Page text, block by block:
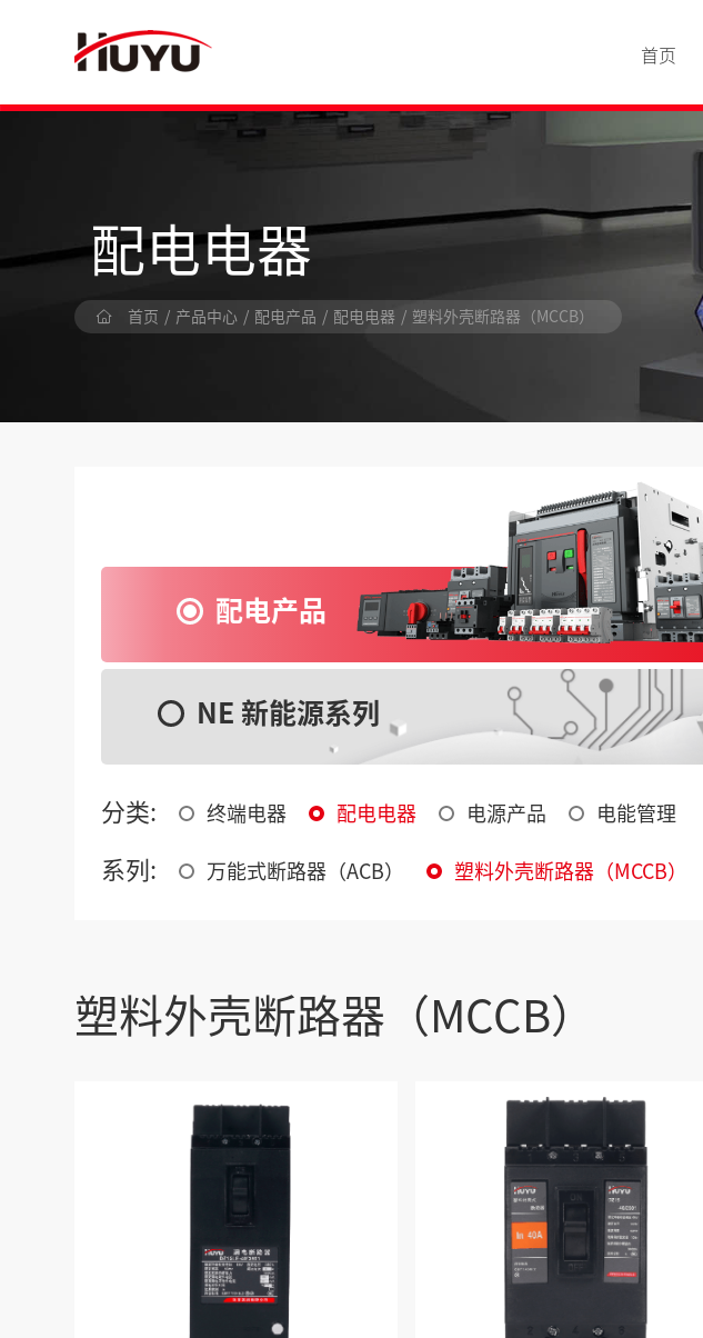
首页
配电电器
首页 / 产品中心 / 配电产品 / 配电电器 / 塑料外壳断路器（MCCB）
配电产品
NE 新能源系列
分类: 终端电器 配电电器 电源产品 电能管理
系列: 万能式断路器（ACB） 塑料外壳断路器（MCCB）
塑料外壳断路器（MCCB）